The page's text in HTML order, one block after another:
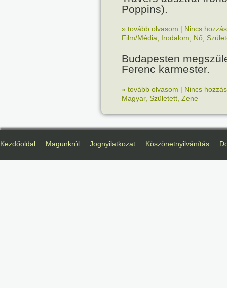
Poppins).
» tovább olvasom | Nincs
Film/Média
Irodalom Nő
Budapesten
Ferenc karmester.
» tovább olvasom | Nincs
Magyar, Született Zene
Kezdőoldal Magunkról Jognyilatkozat Köszönetnyilvánítás